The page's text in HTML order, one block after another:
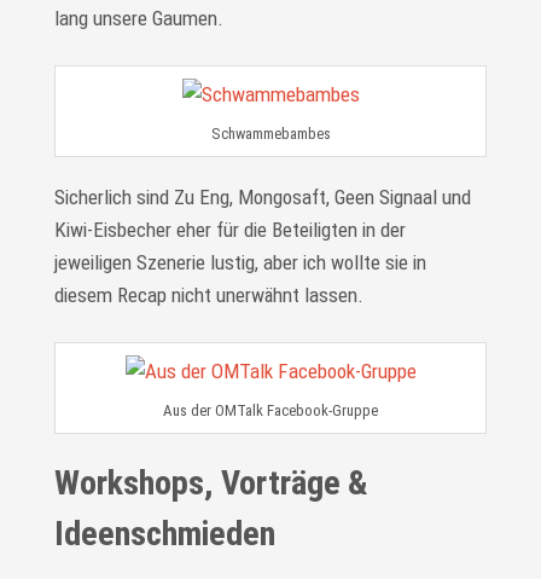
lang unsere Gaumen.
Schwammebambes
Sicherlich sind Zu Eng, Mongosaft, Geen Signaal und
Kiwi-Eisbecher eher für die Beteiligten in der
jeweiligen Szenerie lustig, aber ich wollte sie in
diesem Recap nicht unerwähnt lassen.
Aus der OMTalk Facebook-Gruppe
Workshops, Vorträge &
Ideenschmieden